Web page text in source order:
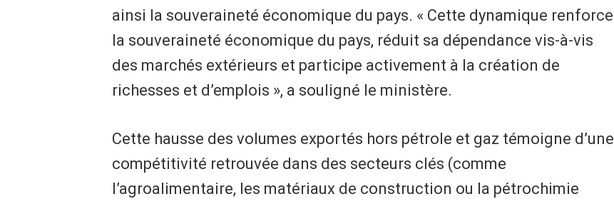
ainsi la souveraineté économique du pays. « Cette dynamique renforce
la souveraineté économique du pays, réduit sa dépendance vis-à-vis
des marchés extérieurs et participe activement à la création de
richesses et d’emplois », a souligné le ministère.
Cette hausse des volumes exportés hors pétrole et gaz témoigne d’une
compétitivité retrouvée dans des secteurs clés (comme
l’agroalimentaire, les matériaux de construction ou la pétrochimie